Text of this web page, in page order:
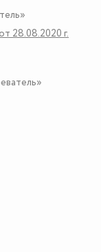
28.08.2020 г.